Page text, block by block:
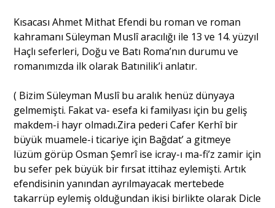
Kısacası Ahmet Mithat Efendi bu roman ve roman
kahramanı Süleyman Muslî aracılığı ile 13 ve 14. yüzyıl
Haçlı seferleri, Doğu ve Batı Roma’nın durumu ve
romanımızda ilk olarak Batınilik’i anlatır.
( Bizim Süleyman Muslî bu aralık henüz dünyaya
gelmemişti. Fakat va- esefa ki familyası için bu geliş
makdem-i hayr olmadı.Zira pederi Cafer Kerhî bir
büyük muamele-i ticariye için Bağdat’ a gitmeye
lüzüm görüp Osman Şemrî ise icray-ı ma-fi’z zamir için
bu sefer pek büyük bir fırsat ittihaz eylemişti. Artık
efendisinin yanından ayrılmayacak mertebede
takarrüp eylemiş olduğundan ikisi birlikte olarak Dicle